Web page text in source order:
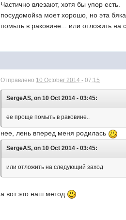
Частично влезают, хотя бы упор есть.
посудомойка моет хорошо, но эта
помыть в раковине... или отложить на
Отправлено 10 October 2014 - 07:15
SergeAS, on 10 Oct 2014 - 03:45:
ее проще помыть в раковине..
нее, лень вперед меня родилась
SergeAS, on 10 Oct 2014 - 03:45:
или отложить на следующий заход
а вот это наш метод